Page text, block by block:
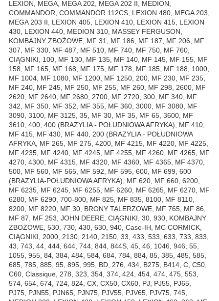
LEXION, MEGA, MEGA 202, MEGA 202 II, MEDION,
COMMANDOR, COMMANDOR 112CS, LEXION 480, MEGA 203,
MEGA 203 II, LEXION 405, LEXION 410, LEXION 415, LEXION
430, LEXION 440, MEDION 310, MASSEY FERGUSON,
KOMBAJNY ZBOŻOWE, MF 31, MF 186, MF 187, MF 206, MF
307, MF 330, MF 487, MF 510, MF 740, MF 750, MF 760,
CIĄGNIKI, 100, MF 130, MF 135, MF 140, MF 145, MF 155, MF
158, MF 165, MF 168, MF 175, MF 178, MF 185, MF 188, 1000,
MF 1004, MF 1080, MF 1200, MF 1250, 200, MF 230, MF 235,
MF 240, MF 245, MF 250, MF 255, MF 260, MF 298, 2600, MF
2620, MF 2640, MF 2680, 2700, MF 2720, 300, MF 340, MF
342, MF 350, MF 352, MF 355, MF 360, 3000, MF 3080, MF
3090, 3100, MF 3125, 35, MF 30, MF 35, MF 65, 3600, MF
3610, 400, 400 (BRAZYLIA - POŁUDNIOWA AFRYKA), MF 410,
MF 415, MF 430, MF 440, 200 (BRAZYLIA - POŁUDNIOWA
AFRYKA, MF 265, MF 275, 4200, MF 4215, MF 4220, MF 4225,
MF 4235, MF 4240, MF 4245, MF 4255, MF 4260, MF 4265, MF
4270, 4300, MF 4315, MF 4320, MF 4360, MF 4365, MF 4370,
500, MF 560, MF 565, MF 592, MF 595, 600, MF 699, 600
(BRAZYLIA-POŁUDNIOWA AFRYKA), MF 620, MF 660, 6200,
MF 6235, MF 6245, MF 6255, MF 6260, MF 6265, MF 6270, MF
6280, MF 6290, 700-800, MF 825, MF 835, 8100, MF 8110,
8200, MF 8220, MF 30, BRONY TALERZOWE, MF 765, MF 86,
MF 87, MF 253, JOHN DEERE, CIĄGNIKI, 30, 930, KOMBAJNY
ZBOŻOWE, 530, 730, 430, 630, 940, Case-IH, MC CORMICK,
CIĄGNIKI, 2000, 2130, 2140, 2150, 33, 433, 533, 633, 733, 833,
43, 743, 44, 444, 644, 744, 844, 844S, 45, 46, 1046, 946, 55,
1055, 955, 84, 384, 484, 584, 684, 784, 884, 85, 385, 485, 585,
685, 785, 885, 95, 895, 995, BD, 276, 434, B275, B414, C, C50,
C60, Classique, 278, 323, 354, 374, 424, 454, 474, 475, 553,
574, 654, 674, 724, 824, CX, CX50, CX60, PJ, PJ55, PJ65,
PJ75, PJN55, PJN65, PJN75, PJV55, PJV65, PJV75, 745,